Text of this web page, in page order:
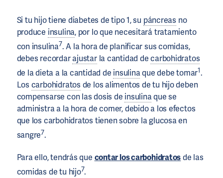
Si tu hijo tiene diabetes de tipo 1, su páncreas no
produce insulina, por lo que necesitará tratamiento
con insulina7. A la hora de planificar sus comidas,
debes recordarajustarla cantidad decarbohidratos
de la dieta a la cantidad de insulinaque debe tomar1.
Los carbohidratos de los alimentos de tu hijo deben
compensarse con las dosis de insulinaque se
administra a la hora de comer, debido a los efectos
que los carbohidratos tienen sobre la glucosa en
sangre7.
Para ello, tendrás que contar los carbohidratosde las
comidas de tu hijo7.